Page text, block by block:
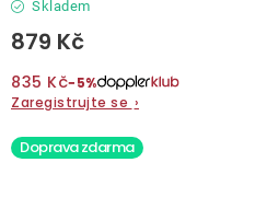
Skladem
879 Kč
835 Kč−5%
Zaregistrujte se ›
Doprava zdarma